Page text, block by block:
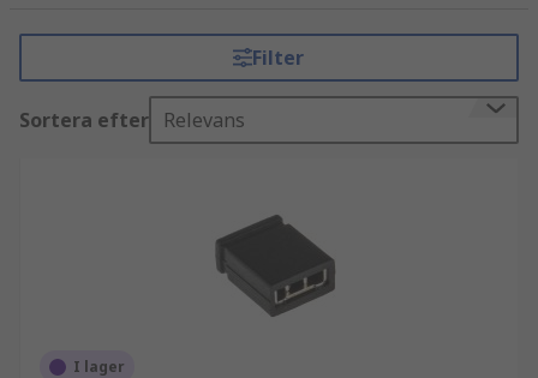
Produkterna är anpassade för standardiserade
stiftlister och gör det enkelt att koppla, bryta
eller ändra en krets utan att behöva ändra
konstruktionen.
shuntar inom elektronik
Byglar och shuntar används i elektroniska
konstruktioner där flexibilitet och
på PCB-kort för att styra funktioner eller
Filter
Sortera efter Relevans
I lager